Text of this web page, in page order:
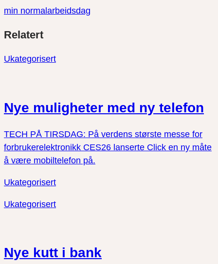
min normalarbeidsdag
link
på
på
Relatert
Ukategorisert
Nye muligheter med ny telefon
TECH PÅ TIRSDAG: På verdens største messe for
forbrukerelektronikk CES26 lanserte Click en ny måte
å være mobiltelefon på.
Ukategorisert
Ukategorisert
Nye kutt i bank